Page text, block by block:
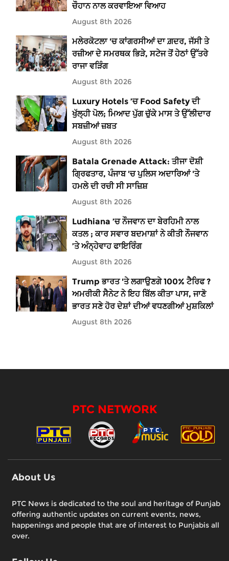
ਚੌਹਾਨ ਨਾਲ ਕਰਵਾਇਆ ਵਿਆਹ
August 8th 2026
ਮਲੇਰਕੋਟਲਾ 'ਚ ਕਾਂਗਰਸੀਆਂ ਦਾ ਗ਼ਦਰ, ਜੱਸੀ ਤੇ
ਰਜ਼ੀਆ ਦੇ ਸਮਰਥਕ ਭਿੜੇ, ਸਟੇਜ ਤੋਂ ਹੇਠਾਂ ਉੱਤਰੇ
ਰਾਜਾ ਵੜਿੰਗ
August 8th 2026
Luxury Hotels ’ਚ Food Safety ਦੀ
ਖੁੱਲ੍ਹੀ ਪੋਲ; ਮਿਆਦ ਪੁੱਗ ਚੁੱਕੇ ਮਾਸ ਤੇ ਉੱਲੀਦਾਰ
ਸਬਜ਼ੀਆਂ ਜ਼ਬਤ
August 8th 2026
Batala Grenade Attack: ਤੀਜਾ ਦੋਸ਼ੀ
ਗ੍ਰਿਫਤਾਰ, ਪੰਜਾਬ 'ਚ ਪੁਲਿਸ ਅਦਾਰਿਆਂ 'ਤੇ
ਹਮਲੇ ਦੀ ਰਚੀ ਸੀ ਸਾਜ਼ਿਸ਼
August 8th 2026
Ludhiana ’ਚ ਨੌਜਵਾਨ ਦਾ ਬੇਰਹਿਮੀ ਨਾਲ
ਕਤਲ ; ਕਾਰ ਸਵਾਰ ਬਦਮਾਸ਼ਾਂ ਨੇ ਕੀਤੀ ਨੌਜਵਾਨ
’ਤੇ ਅੰਨ੍ਹੇਵਾਹ ਫਾਇਰਿੰਗ
August 8th 2026
Trump ਭਾਰਤ 'ਤੇ ਲਗਾਉਣਗੇ 100% ਟੈਰਿਫ ?
ਅਮਰੀਕੀ ਸੈਨੇਟ ਨੇ ਇਹ ਬਿੱਲ ਕੀਤਾ ਪਾਸ, ਜਾਣੋ
ਭਾਰਤ ਸਣੇ ਹੋਰ ਦੇਸ਼ਾਂ ਦੀਆਂ ਵਧਣਗੀਆਂ ਮੁਸ਼ਕਿਲਾਂ
August 8th 2026
PTC NETWORK
About Us
PTC News is dedicated to the soul and heritage of Punjab
offering authentic updates on current events, news,
happenings and people that are of interest to Punjabis all
over.